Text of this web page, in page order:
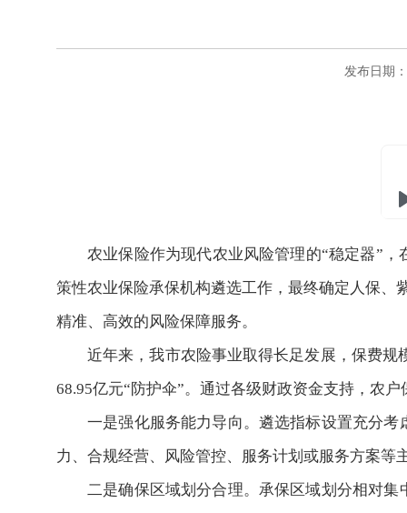
发布日期
农业保险作为现代农业风险管理的“稳定器”
策性农业保险承保机构遴选工作，最终确定人保、
精准、高效的风险保障服务。
近年来，我市农险事业取得长足发展，保费规
68.95亿元“防护伞”。通过各级财政资金支持，农
一是强化服务能力导向。遴选指标设置充分
力、合规经营、风险管控、服务计划或服务方案等
二是确保区域划分合理。承保区域划分相对